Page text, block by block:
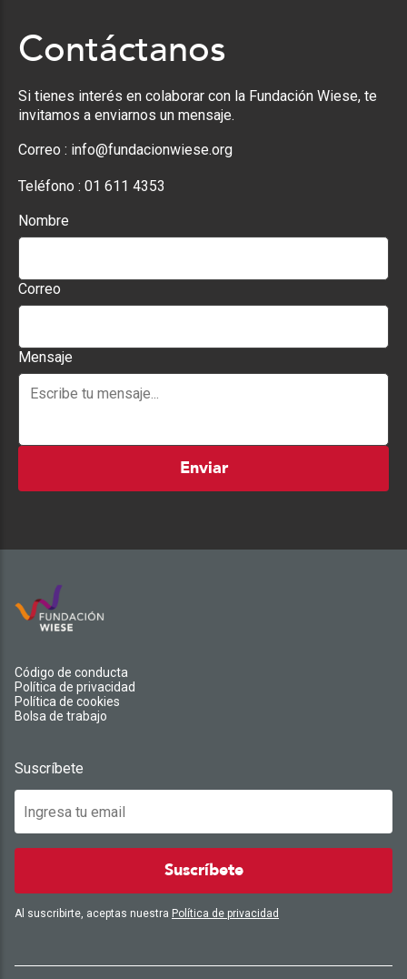
Contáctanos
Si tienes interés en colaborar con la Fundación Wiese, te
invitamos a enviarnos un mensaje.
Correo : info@fundacionwiese.org
Teléfono : 01 611 4353
Nombre
Correo
Mensaje
Enviar
Código de conducta
Política de privacidad
Política de cookies
Bolsa de trabajo
Suscríbete
Suscríbete
Al suscribirte, aceptas nuestra Política de privacidad